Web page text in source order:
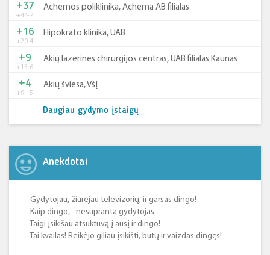
+44-7
+37 Achemos poliklinika, Achema AB filialas
+20-4
+16 Hipokrato klinika, UAB
+15-6
+9 Akių lazerinės chirurgijos centras, UAB filialas Kaunas
+9 -5
+4 Akių šviesa, VšĮ
Daugiau gydymo įstaigų
Anekdotai
– Gydytojau, žiūrėjau televizorių, ir garsas dingo!
– Kaip dingo,– nesupranta gydytojas.
– Taigi įsikišau atsuktuvą į ausį ir dingo!
– Tai kvailas! Reikėjo giliau įsikišti, būtų ir vaizdas dingęs!